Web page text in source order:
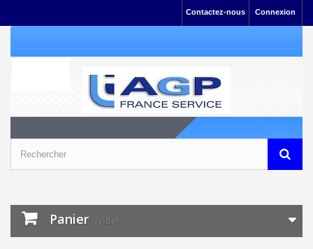
Connexion
Contactez-nous
Panier (vide)